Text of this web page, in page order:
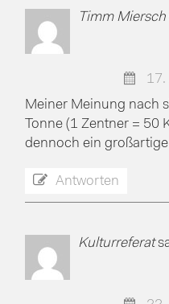
Timm Miersch
17.
Meiner Meinung nach
Tonne (1 Zentner = 50
dennoch ein
Antworten
Kulturreferat